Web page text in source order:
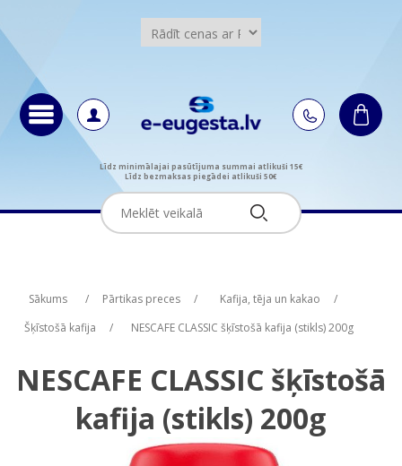
Līdz minimālajai pasūtījuma summai atlikuši 15€
Līdz bezmaksas piegādei atlikuši 50€
Sākums / Pārtikas preces / Kafija, tēja un kakao
/
Šķīstošā kafija
/ NESCAFE CLASSIC šķīstošā kafija (stikls) 200g
NESCAFE CLASSIC šķīstošā
kafija (stikls) 200g